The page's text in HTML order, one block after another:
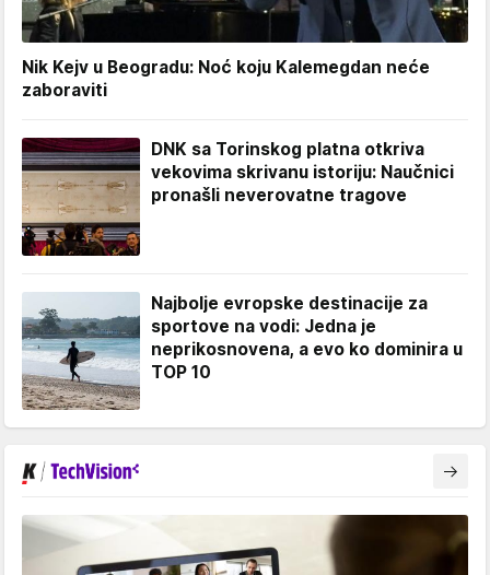
Nik Kejv u Beogradu: Noć koju Kalemegdan neće
zaboraviti
DNK sa Torinskog platna otkriva
vekovima skrivanu istoriju: Naučnici
pronašli neverovatne tragove
Najbolje evropske destinacije za
sportove na vodi: Jedna je
neprikosnovena, a evo ko dominira u
TOP 10